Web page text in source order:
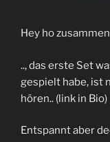
Hey ho
.., das erste Set
gespielt habe, ist
hören.. (link in Bio)
Entspannt aber